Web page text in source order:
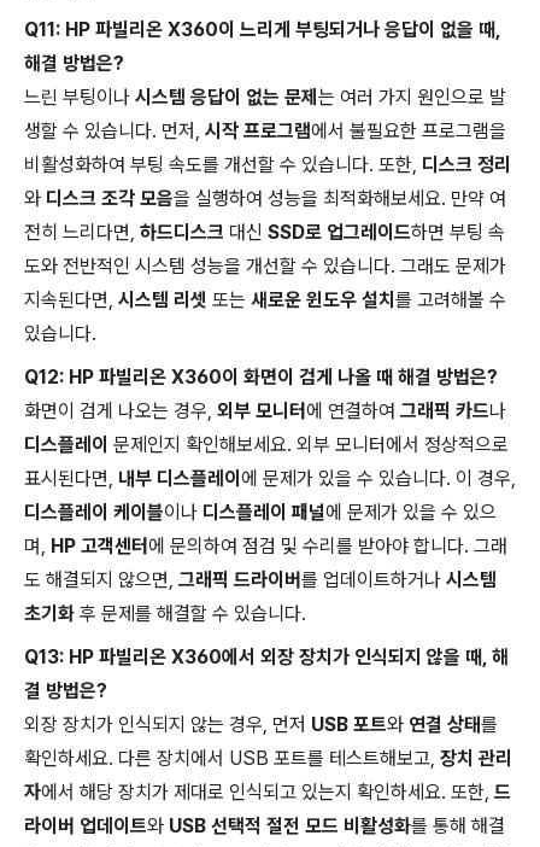
Q11: HP 파빌리온 X360이 느리게 부팅되거나 응답이 없을 때,
해결 방법은?
느린 부팅이나 시스템 응답이 없는 문제 는 여러 가지 원인으로 발
생할 수 있습니다. 먼저, 시작 프로그램에서 불필요한 프로그램을
비활성화하여 부팅 속도를 개선할 수 있습니다. 또한, 디스크 정리
와 디스크 조각 모음을 실행하여 성능을 최적화해보세요. 만약 여
전히 느리다면, 하드디스크 대신 SSD로 업그레이드하면 부팅 속
도와 전반적인 시스템 성능을 개선할 수 있습니다. 그래도 문제가
지속된다면, 시스템 리셋 또는 새로운 윈도우 설치 를 고려해볼 수
있습니다.
Q12: HP 파빌리온 X360이 화면이 검게 나올 때 해결 방법은?
화면이 검게 나오는 경우, 외부 모니터에 연결하여 그래픽 카드나
디스플레이 문제인지 확인해보세요. 외부 모니터에서 정상적으로
표시된다면, 내부 디스플레이 에 문제가 있을 수 있습니다. 이 경우,
디스플레이 케이블이나 디스플레이 패널에 문제가 있을 수 있으
며, HP 고객센터에 문의하여 점검 및 수리를 받아야 합니다. 그래
도 해결되지 않으면, 그래픽 드라이버를 업데이트하거나 시스템
초기화 후 문제를 해결할 수 있습니다.
Q13: HP 파빌리온 X360에서 외장 장치가 인식되지 않을 때, 해
결 방법은?
외장 장치가 인식되지 않는 경우, 먼저 USB 포트와 연결 상태를
확인하세요. 다른 장치에서 USB 포트를 테스트해보고, 장치 관리
자에서 해당 장치가 제대로 인식되고 있는지 확인하세요. 또한, 드
라이버 업데이트와 USB 선택적 절전 모드 비활성화를 통해 해결